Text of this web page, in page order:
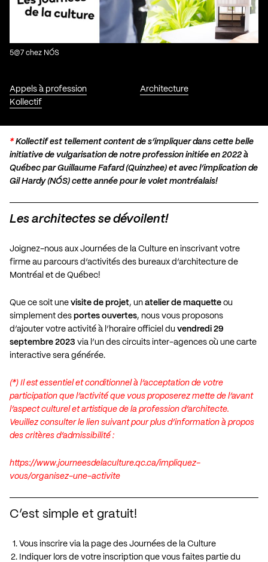
Appels à profession
Kollectif
Architecture
5@7 chez NÓS
*Kollectif est tellement content de s’impliquer dans cette belle
initiative de vulgarisation de notre profession initiée en 2022 à
Québec par Guillaume Fafard (Quinzhee) et avec l’implication de
Gil Hardy (NÓS) cette année pour le volet montréalais!
Les architectes se dévoilent!
Joignez-nous aux Journées de la Culture en inscrivant votre
firme au parcours d’activités des bureaux d’architecture de
Montréal et de Québec!
Que ce soit une visite de projet, un atelier de maquette ou
simplement des portes ouvertes, nous vous proposons
d’ajouter votre activité à l’horaire officiel du vendredi 29
septembre 2023 via l’un des circuits inter-agences où une carte
interactive sera générée.
(*) Il est essentiel et conditionnel à l’acceptation de votre
participation que l’activité que vous proposerez mette de l’avant
l’aspect culturel et artistique de la profession d’architecte.
Veuillez consulter le lien suivant pour plus d’information à propos
des critères d’admissibilité :
https://www.journeesdelaculture.qc.ca/impliquez-
vous/organisez-une-activite
C’est simple et gratuit!
Vous inscrire via la page des Journées de la Culture
Indiquer lors de votre inscription que vous faites partie du